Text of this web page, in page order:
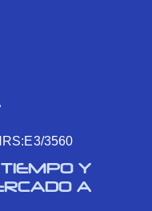
3560
TIEMPO Y
A